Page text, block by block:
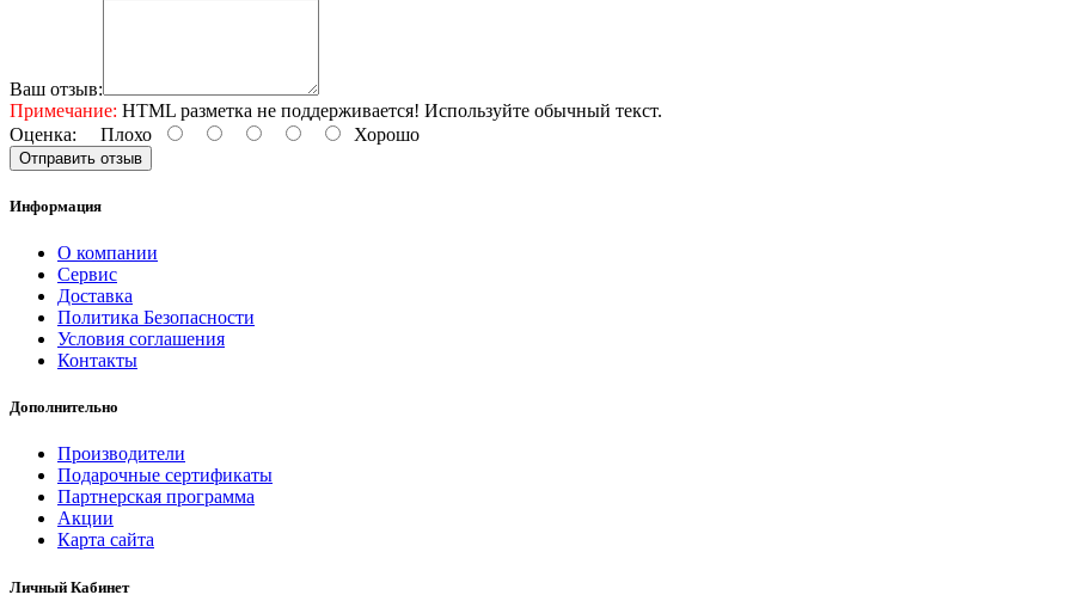
Ваш отзыв:
Примечание: HTML разметка не поддерживается! Используйте обычный текст.
Оценка: Плохо Хорошо
Отправить отзыв
Информация
О компании
Сервис
Доставка
Политика Безопасности
Условия соглашения
Контакты
Дополнительно
Производители
Подарочные сертификаты
Партнерская программа
Акции
Карта сайта
Личный Кабинет